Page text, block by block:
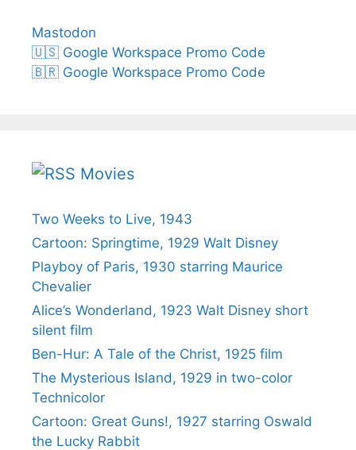
Mastodon
🇺🇸 Google Workspace Promo Code
🇧🇷 Google Workspace Promo Code
Movies
Two Weeks to Live, 1943
Cartoon: Springtime, 1929 Walt Disney
Playboy of Paris, 1930 starring Maurice
Chevalier
Alice’s Wonderland, 1923 Walt Disney short
silent film
Ben-Hur: A Tale of the Christ, 1925 film
The Mysterious Island, 1929 in two-color
Technicolor
Cartoon: Great Guns!, 1927 starring Oswald
the Lucky Rabbit